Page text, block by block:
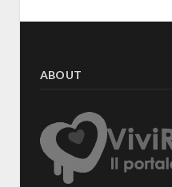
ABOUT